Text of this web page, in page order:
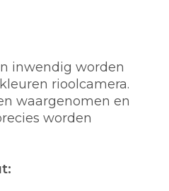
inwendig worden
rioolcamera.
waargenomen en
worden